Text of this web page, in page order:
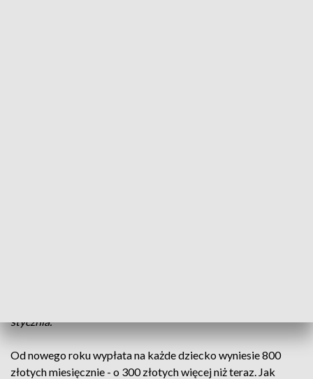
stycznia.
Od nowego roku wypłata na każde dziecko wyniesie 800
złotych miesięcznie - o 300 złotych więcej niż teraz. Jak